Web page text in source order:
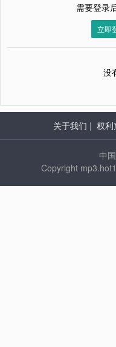
需要登录
立即
没
关于我们 | 权利
中
Copyright